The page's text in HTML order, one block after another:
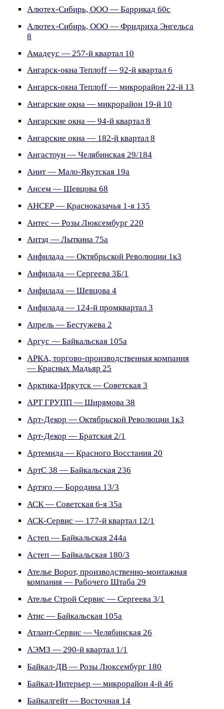
Алютех-Сибирь, ООО — Баррикад 60с
Алютех-Сибирь, ООО — Фридриха Энгельса
8
Амадеус — 257-й квартал 10
Ангарск-окна Теплоff — 92-й квартал 6
Ангарск-окна Теплоff — микрорайон 22-й 13
Ангарские окна — микрорайон 19-й 10
Ангарские окна — 94-й квартал 8
Ангарские окна — 182-й квартал 8
Ангастоун — Челябинская 29/184
Анит — Мало-Якутская 19а
Ансем — Шевцова 68
АНСЕР — Красноказачья 1-я 135
Антес — Розы Люксембург 220
Антэд — Лыткина 75а
Анфилада — Октябрьской Революции 1к3
Анфилада — Сергеева 3Б/1
Анфилада — Шевцова 4
Анфилада — 124-й промквартал 3
Апрель — Бестужева 2
Аргус — Байкальская 105а
АРКА, торгово-производственная компания
— Красных Мадьяр 25
Арктика-Иркутск — Советская 3
АРТ ГРУПП — Ширямова 38
Арт-Декор — Октябрьской Революции 1к3
Арт-Декор — Братская 2/1
Артемида — Красного Восстания 20
АртС 38 — Байкальская 236
Артэго — Бородина 13/3
АСК — Советская 6-я 35а
АСК-Сервис — 177-й квартал 12/1
Астеп — Байкальская 244а
Астеп — Байкальская 180/3
Ателье Ворот, производственно-монтажная
компания — Рабочего Штаба 29
Ателье Строй Сервис — Сергеева 3/1
Атис — Байкальская 105а
Атлант-Сервис — Челябинская 26
АЭМЗ — 290-й квартал 1/1
Байкал-ДВ — Розы Люксембург 180
Байкал-Интерьер — микрорайон 4-й 46
Байкалгейт — Восточная 14